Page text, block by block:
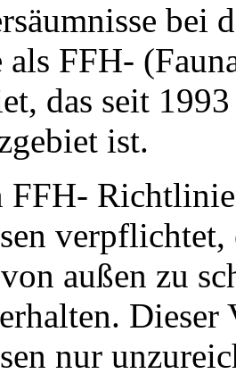
bei
als FFH-
das seit
ist.
FFH-
außen zu
nur